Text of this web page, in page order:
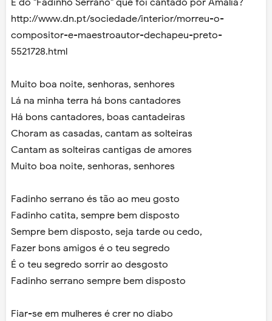
E do "Fadinho Serrano" que foi cantado por Amália?
http://www.dn.pt/sociedade/interior/morreu-o-
compositor-e-maestroautor-dechapeu-preto-
5521728.html
Muito boa noite, senhoras, senhores
Lá na minha terra há bons cantadores
Há bons cantadores, boas cantadeiras
Choram as casadas, cantam as solteiras
Cantam as solteiras cantigas de amores
Muito boa noite, senhoras, senhores
Fadinho serrano és tão ao meu gosto
Fadinho catita, sempre bem disposto
Sempre bem disposto, seja tarde ou cedo,
Fazer bons amigos é o teu segredo
É o teu segredo sorrir ao desgosto
Fadinho serrano sempre bem disposto
Fiar-se em mulheres é crer no diabo